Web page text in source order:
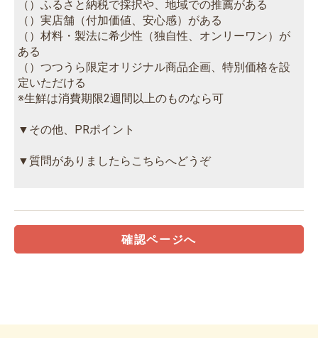
（）ふるさと納税で採択や、地域での推薦がある
（）実店舗（付加価値、安心感）がある
（）材料・製法に希少性（独自性、オンリーワン）が
ある
（）つつうら限定オリジナル商品企画、特別価格を設
定いただける
※生鮮は消費期限2週間以上のものなら可
▼その他、PRポイント
▼質問がありましたらこちらへどうぞ
確認ページへ